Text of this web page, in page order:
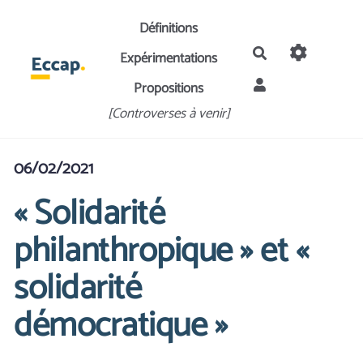
Aller au contenu principalDéfinitions
Expérimentations
Propositions
[Controverses à venir]
Rechercher
06/02/2021
« Solidarité
philanthropique » et «
solidarité
démocratique »